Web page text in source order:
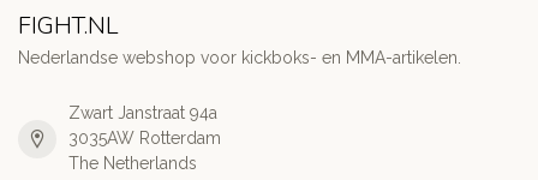
FIGHT.NL
Nederlandse webshop voor kickboks- en MMA-artikelen.
Zwart Janstraat 94a
3035AW Rotterdam
The Netherlands